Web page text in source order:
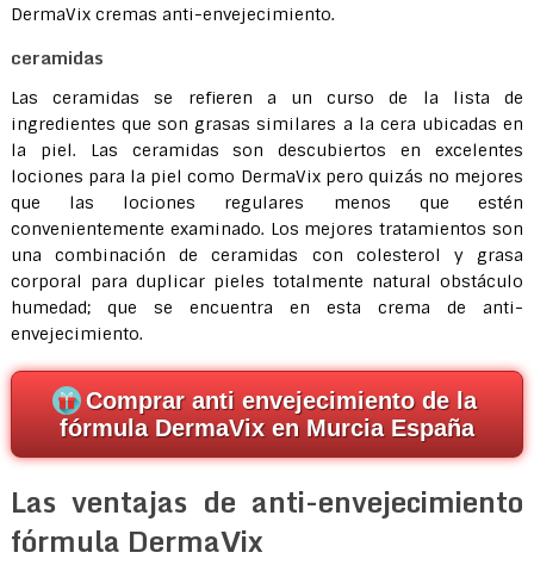
DermaVix cremas anti-envejecimiento.
ceramidas
Las ceramidas se refieren a un curso de la lista de
ingredientes que son grasas similares a la cera ubicadas en
la piel. Las ceramidas son descubiertos en excelentes
lociones para la piel como DermaVix pero quizás no mejores
que las lociones regulares menos que estén
convenientemente examinado. Los mejores tratamientos son
una combinación de ceramidas con colesterol y grasa
corporal para duplicar pieles totalmente natural obstáculo
humedad; que se encuentra en esta crema de anti-
envejecimiento.
Comprar anti envejecimiento de la
fórmula DermaVix en Murcia España
Las ventajas de anti-envejecimiento
fórmula DermaVix